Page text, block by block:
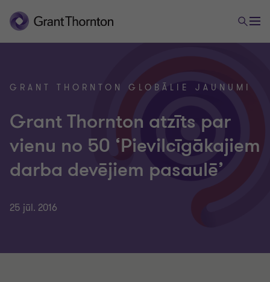
GRANT THORNTON GLOBĀLIE JAUNUMI
Grant Thornton atzīts par
vienu no 50 ‘Pievilcīgākajiem
darba devējiem pasaulē’
25 jūl. 2016